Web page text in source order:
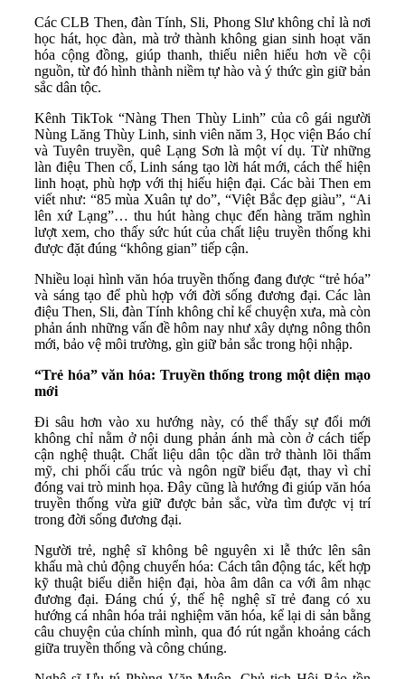
Các CLB Then, đàn Tính, Sli, Phong Slư không chỉ là nơi
học hát, học đàn, mà trở thành không gian sinh hoạt văn
hóa cộng đồng, giúp thanh, thiếu niên hiểu hơn về cội
nguồn, từ đó hình thành niềm tự hào và ý thức gìn giữ bản
sắc dân tộc.
Kênh TikTok “Nàng Then Thùy Linh” của cô gái người
Nùng Lăng Thùy Linh, sinh viên năm 3, Học viện Báo chí
và Tuyên truyền, quê Lạng Sơn là một ví dụ. Từ những
làn điệu Then cổ, Linh sáng tạo lời hát mới, cách thể hiện
linh hoạt, phù hợp với thị hiếu hiện đại. Các bài Then em
viết như: “85 mùa Xuân tự do”, “Việt Bắc đẹp giàu”, “Ai
lên xứ Lạng”… thu hút hàng chục đến hàng trăm nghìn
lượt xem, cho thấy sức hút của chất liệu truyền thống khi
được đặt đúng “không gian” tiếp cận.
Nhiều loại hình văn hóa truyền thống đang được “trẻ hóa”
và sáng tạo để phù hợp với đời sống đương đại. Các làn
điệu Then, Sli, đàn Tính không chỉ kể chuyện xưa, mà còn
phản ánh những vấn đề hôm nay như xây dựng nông thôn
mới, bảo vệ môi trường, gìn giữ bản sắc trong hội nhập.
“Trẻ hóa” văn hóa: Truyền thống trong một diện mạo
mới
Đi sâu hơn vào xu hướng này, có thể thấy sự đổi mới
không chỉ nằm ở nội dung phản ánh mà còn ở cách tiếp
cận nghệ thuật. Chất liệu dân tộc dần trở thành lõi thẩm
mỹ, chi phối cấu trúc và ngôn ngữ biểu đạt, thay vì chỉ
đóng vai trò minh họa. Đây cũng là hướng đi giúp văn hóa
truyền thống vừa giữ được bản sắc, vừa tìm được vị trí
trong đời sống đương đại.
Người trẻ, nghệ sĩ không bê nguyên xi lễ thức lên sân
khấu mà chủ động chuyển hóa: Cách tân động tác, kết hợp
kỹ thuật biểu diễn hiện đại, hòa âm dân ca với âm nhạc
đương đại. Đáng chú ý, thế hệ nghệ sĩ trẻ đang có xu
hướng cá nhân hóa trải nghiệm văn hóa, kể lại di sản bằng
câu chuyện của chính mình, qua đó rút ngắn khoảng cách
giữa truyền thống và công chúng.